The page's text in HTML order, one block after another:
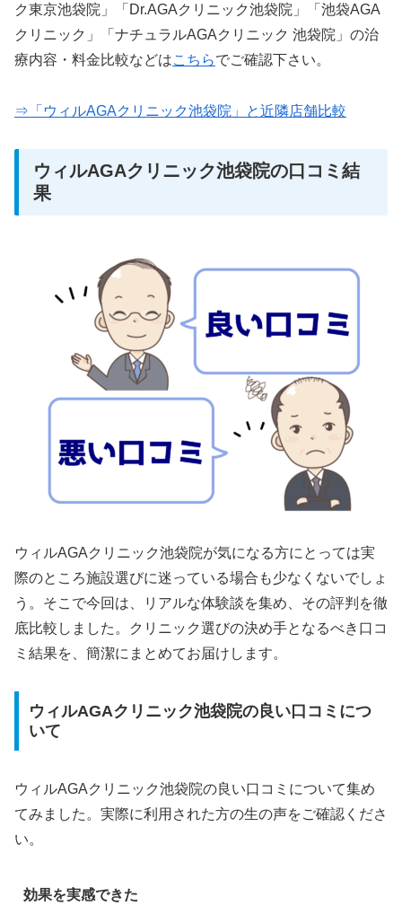
ク東京池袋院」「Dr.AGAクリニック池袋院」「池袋AGA
クリニック」「ナチュラルAGAクリニック 池袋院」の治
療内容・料金比較などはこちらでご確認下さい。
⇒「ウィルAGAクリニック池袋院」と近隣店舗比較
ウィルAGAクリニック池袋院の口コミ結
果
ウィルAGAクリニック池袋院が気になる方にとっては実
際のところ施設選びに迷っている場合も少なくないでしょ
う。そこで今回は、リアルな体験談を集め、その評判を徹
底比較しました。クリニック選びの決め手となるべき口コ
ミ結果を、簡潔にまとめてお届けします。
ウィルAGAクリニック池袋院の良い口コミにつ
いて
ウィルAGAクリニック池袋院の良い口コミについて集め
てみました。実際に利用された方の生の声をご確認くださ
い。
効果を実感できた